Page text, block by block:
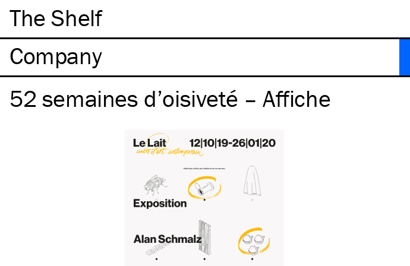
The Shelf
Company
52 semaines d’oisiveté – Affiche